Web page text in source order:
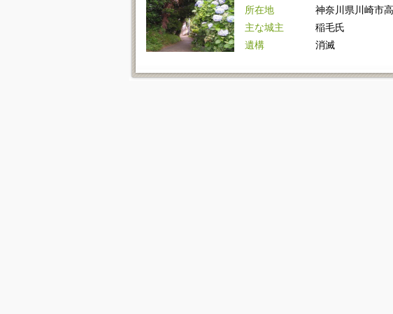
所在地
主な城主
稲毛氏
遺構
消滅